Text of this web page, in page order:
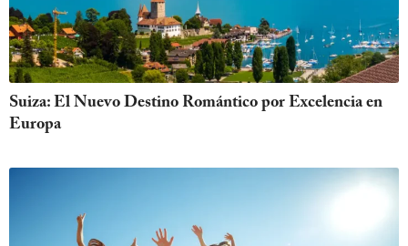
Suiza: El Nuevo Destino Romántico por Excelencia en
Europa